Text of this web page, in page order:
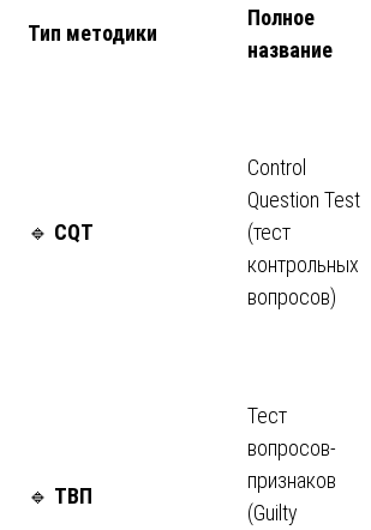
Тип методики
Полное
название
🔹 CQT
Control
Question Test
(тест
контрольных
вопросов)
🔹 ТВП
Тест
вопросов-
признаков
(Guilty